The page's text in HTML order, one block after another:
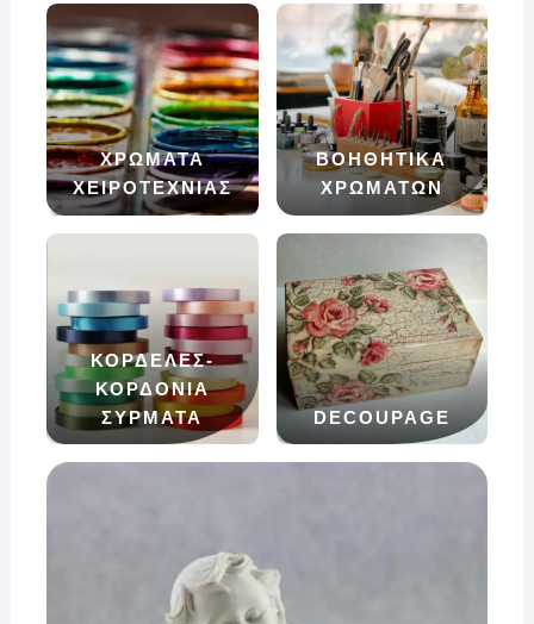
ΧΡΩΜΑΤΑ
ΧΕΙΡΟΤΕΧΝΙΑΣ
ΒΟΗΘΗΤΙΚΑ
ΧΡΩΜΑΤΩΝ
ΚΟΡΔΕΛΕΣ-
ΚΟΡΔΟΝΙΑ
ΣΥΡΜΑΤΑ
DECOUPAGE